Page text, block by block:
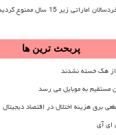
زیر 15 سال ممنوع گردید
پربحث ترین ها
هک خسته نشدند
مستقیم به موبایل می رسد
برق هزینه اختلال در اقتصاد دیجیتال
ای آی